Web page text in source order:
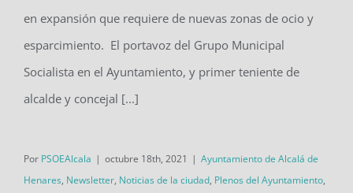
en expansión que requiere de nuevas zonas de ocio y
esparcimiento. El portavoz del Grupo Municipal
Socialista en el Ayuntamiento, y primer teniente de
alcalde y concejal [...]
Por PSOEAlcala | octubre 18th, 2021 | Ayuntamiento de Alcalá de
Henares, Newsletter, Noticias de la ciudad, Plenos del Ayuntamiento,